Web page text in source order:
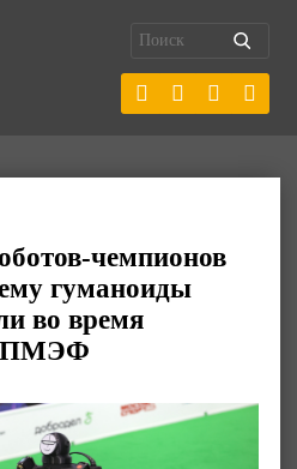
чемпионов
гуманоиды
во время
ПМЭФ